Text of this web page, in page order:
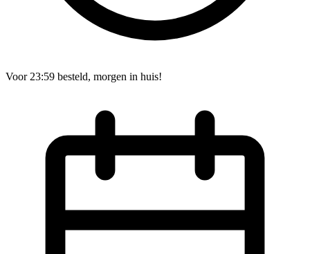
Voor 23:59 besteld, morgen in huis!